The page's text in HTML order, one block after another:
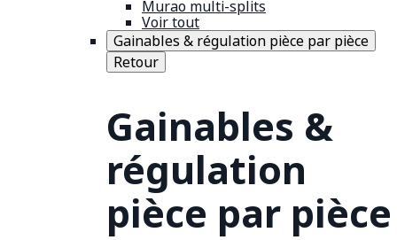
Murao multi-splits
Voir tout
Gainables & régulation pièce par pièce
Retour
Gainables &
régulation
pièce par pièce